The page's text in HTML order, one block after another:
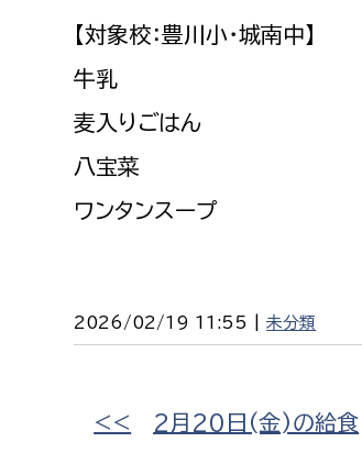
下水道整備課
浄水管理課
【対象校：豊川小・城南中】
牛乳
麦入りごはん
八宝菜
ワンタンスープ
2026/02/19 11:55 |未分類
<< 2月20日(金)の給食